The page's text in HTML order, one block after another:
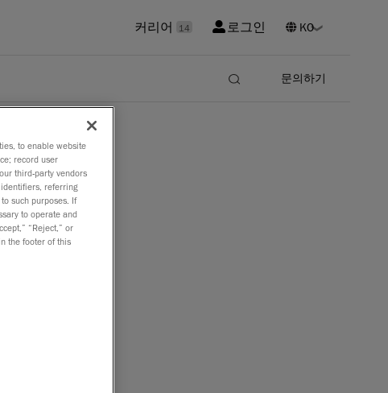
커리어 14 로그인
문의하기
록 특별히 설
to enable website
record user
third-party vendors
identifiers, referring
such purposes. If
to operate and
“Reject,” or
the footer of this